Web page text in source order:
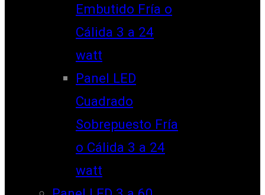
Embutido Fría o
Cálida 3 a 24
watt
Panel LED
Cuadrado
Sobrepuesto Fría
o Cálida 3 a 24
watt